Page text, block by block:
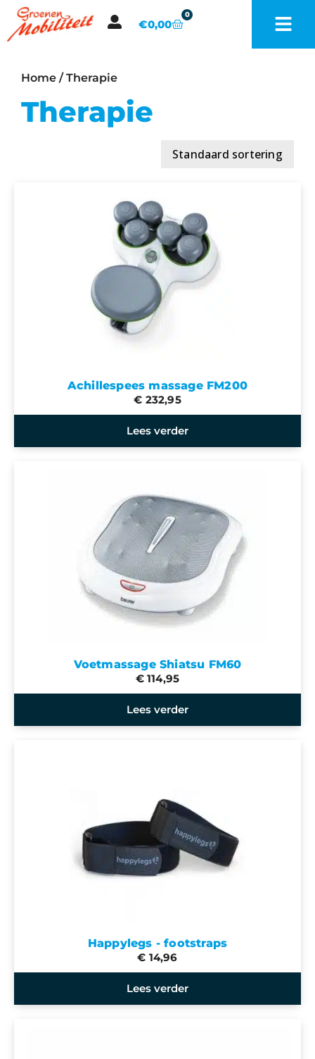
€0,00
0
Home / Therapie
Therapie
Achillespees massage FM200
€ 232,95
Lees verder
Voetmassage Shiatsu FM60
€ 114,95
Lees verder
Happylegs - footstraps
€ 14,96
Lees verder